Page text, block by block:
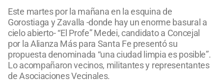
Este martes por la mañana en la esquina de
Gorostiaga y Zavalla -donde hay un enorme basural a
cielo abierto- “El Profe” Medei, candidato a Concejal
por la Alianza Más para Santa Fe presentó su
propuesta denominada “una ciudad limpia es posible”.
Lo acompañaron vecinos, militantes y representantes
de Asociaciones Vecinales.